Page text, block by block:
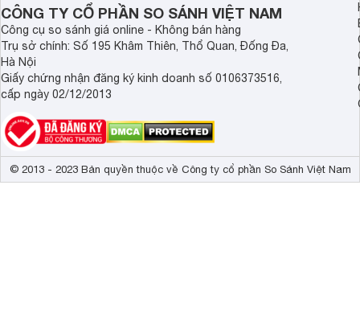
CÔNG TY CỔ PHẦN SO SÁNH VIỆT NAM
Công cụ so sánh giá online - Không bán hàng
Trụ sở chính: Số 195 Khâm Thiên, Thổ Quan, Đống Đa,
Hà Nội
Giấy chứng nhận đăng ký kinh doanh số 0106373516,
cấp ngày 02/12/2013
© 2013 - 2023 Bản quyền thuộc về Công ty cổ phần So Sánh Việt Nam